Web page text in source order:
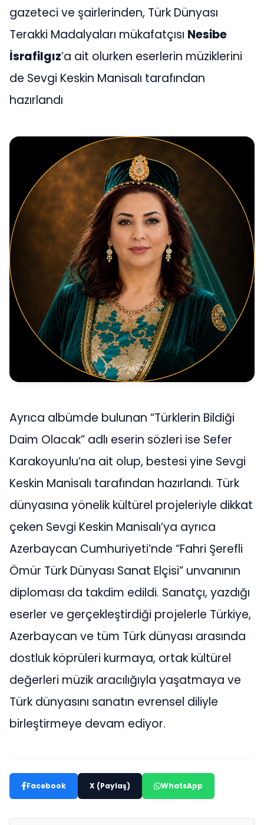
gazeteci ve şairlerinden, Türk Dünyası
Terakki Madalyaları mükafatçısı Nesibe
İsrafilgız’a ait olurken eserlerin müziklerini
de Sevgi Keskin Manisalı tarafından
hazırlandı
Ayrıca albümde bulunan “Türklerin Bildiği
Daim Olacak” adlı eserin sözleri ise Sefer
Karakoyunlu’na ait olup, bestesi yine Sevgi
Keskin Manisalı tarafından hazırlandı. Türk
dünyasına yönelik kültürel projeleriyle dikkat
çeken Sevgi Keskin Manisalı’ya ayrıca
Azerbaycan Cumhuriyeti’nde “Fahri Şerefli
Ömür Türk Dünyası Sanat Elçisi” unvanının
diploması da takdim edildi. Sanatçı, yazdığı
eserler ve gerçekleştirdiği projelerle Türkiye,
Azerbaycan ve tüm Türk dünyası arasında
dostluk köprüleri kurmaya, ortak kültürel
değerleri müzik aracılığıyla yaşatmaya ve
Türk dünyasını sanatın evrensel diliyle
birleştirmeye devam ediyor.
Facebook X (Paylaş) WhatsApp